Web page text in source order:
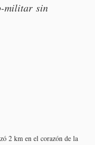
militar sin
2 km en el corazón de la